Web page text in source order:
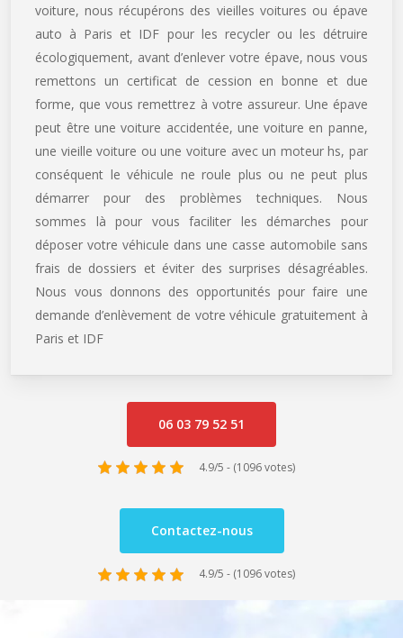
voiture, nous récupérons des vieilles voitures ou épave
auto à Paris et IDF pour les recycler ou les détruire
écologiquement, avant d’enlever votre épave, nous vous
remettons un certificat de cession en bonne et due
forme, que vous remettrez à votre assureur. Une épave
peut être une voiture accidentée, une voiture en panne,
une vieille voiture ou une voiture avec un moteur hs, par
conséquent le véhicule ne roule plus ou ne peut plus
démarrer pour des problèmes techniques. Nous
sommes là pour vous faciliter les démarches pour
déposer votre véhicule dans une casse automobile sans
frais de dossiers et éviter des surprises désagréables.
Nous vous donnons des opportunités pour faire une
demande d’enlèvement de votre véhicule gratuitement à
Paris et IDF
06 03 79 52 51
4.9/5 - (1096 votes)
Contactez-nous
4.9/5 - (1096 votes)